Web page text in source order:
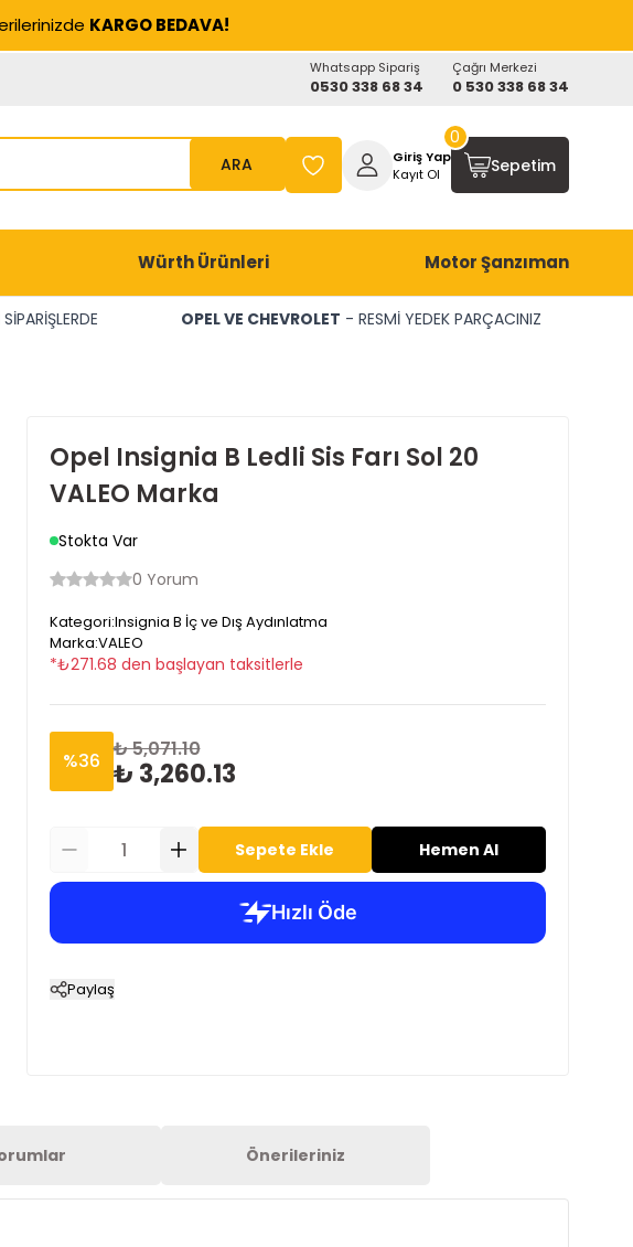
KARGO BEDAVA!
Whatsapp Sipariş
0530 338 68 34
Çağrı Merkezi
0 530 338 68 34
ARA
Giriş Yap
Kayıt Ol
Sepetim
0
Würth Ürünleri Motor Şanzıman
OPEL VE CHEVROLET - RESMİ YEDEK PARÇACINIZ
Opel Insignia B Ledli Sis Farı Sol 20
VALEO Marka
Stokta Var
0 Yorum
Kategori:Insignia B İç ve Dış Aydınlatma
Marka:VALEO
*₺271.68 den başlayan taksitlerle
%36 ₺ 5,071.10
₺ 3,260.13
Sepete Ekle Hemen Al
Paylaş
Önerileriniz